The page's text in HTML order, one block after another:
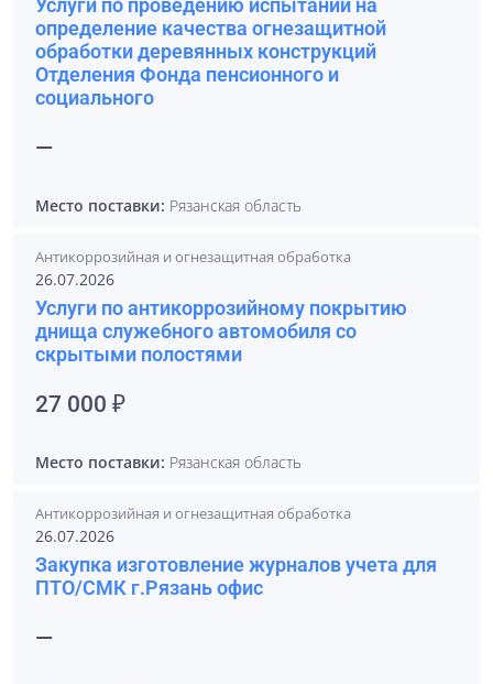
Услуги по проведению испытаний на
определение качества огнезащитной
обработки деревянных конструкций
Отделения Фонда пенсионного и
социального
—
Место поставки: Рязанская область
Антикоррозийная и огнезащитная обработка
26.07.2026
Услуги по антикоррозийному покрытию
днища служебного автомобиля со
скрытыми полостями
27 000 ₽
Место поставки: Рязанская область
Антикоррозийная и огнезащитная обработка
26.07.2026
Закупка изготовление журналов учета для
ПТО/СМК г.Рязань офис
—